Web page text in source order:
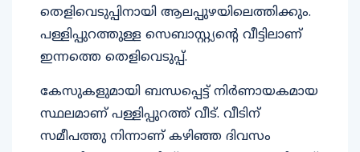
തെളിവെടുപ്പിനായി ആലപ്പുഴയിലെത്തിക്കും.
പള്ളിപ്പുറത്തുള്ള സെബാസ്റ്റ്യന്റെ വീട്ടിലാണ്
ഇന്നത്തെ തെളിവെടുപ്പ്.
കേസുകളുമായി ബന്ധപ്പെട്ട് നിര്‍ണായകമായ
സ്ഥലമാണ് പള്ളിപ്പുറത്ത് വീട്. വീടിന്
സമീപത്തു നിന്നാണ് കഴിഞ്ഞ ദിവസം